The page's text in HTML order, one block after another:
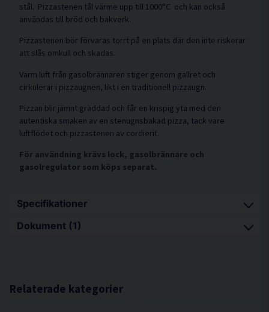
stål. Pizzastenen tål värme upp till 1000°C och kan också
användas till bröd och bakverk.
Pizzastenen bör förvaras torrt på en plats där den inte riskerar
att slås omkull och skadas.
Varm luft från gasolbrännaren stiger genom gallret och
cirkulerar i pizzaugnen, likt i en traditionell pizzaugn.
Pizzan blir jämnt gräddad och får en krispig yta med den
autentiska smaken av en stenugnsbakad pizza, tack vare
luftflödet och pizzastenen av cordierit.
För användning krävs lock, gasolbrännare och
gasolregulator som köps separat.
Specifikationer
Pizzastenens diameter: 30 cm
Dokument (1)
Relaterade kategorier